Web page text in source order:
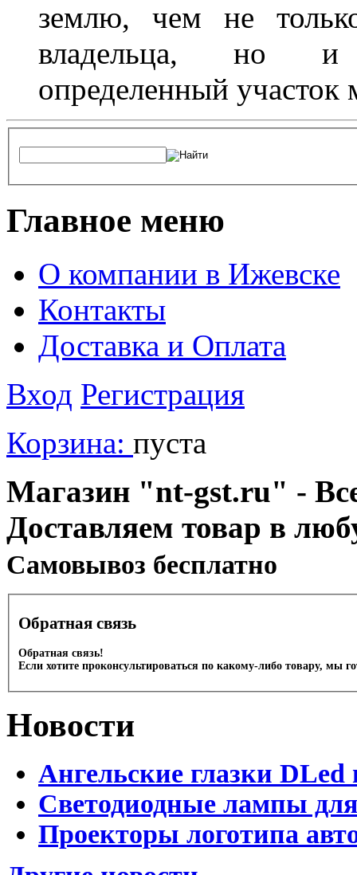
землю, чем не
владельца, но и
определенный участок
Главное меню
О компании в Ижевске
Контакты
Доставка и Оплата
Вход Регистрация
Корзина: пуста
Магазин "nt-gst.ru" -
Доставляем товар в
Cамовывоз бесплатно
Обратная связь
Обратная связь!
Если хотите проконсультироваться по какому-либо товару, мы
Новости
Ангельские глазки DLed
Светодиодные лампы
Проекторы логотипа